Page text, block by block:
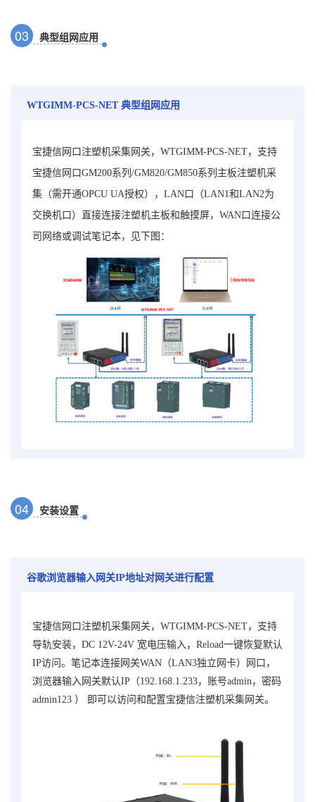
03 典型组网应用
WTGIMM-PCS-NET典型组网应用
宝捷信网口注塑机采集网关，WTGIMM-PCS-NET， 支持
宝捷信网口GM200系列/GM820/GM850系列主板注塑机采
集（需开通OPCU UA授权）
，LAN口（LAN1和LAN2为
交换机口）直接连接注塑机主板和触摸屏，WAN口连接公
司网络或调试笔记本，见下图：
04 安装设置
谷歌浏览器输入网关IP地址对网关进行配置
宝捷信网口注塑机采集网关，WTGIMM-PCS-NET， 支持
导轨安装，DC 12V-24V 宽电压输入，Reload一键恢复默认
IP访问。 笔记本连接网关WAN（LAN3独立网卡）网口，
浏览器输入网关默认IP（192.168.1.233，账号admin，密码
admin123 ） 即可以访问和配置宝捷信注塑机采集网关。